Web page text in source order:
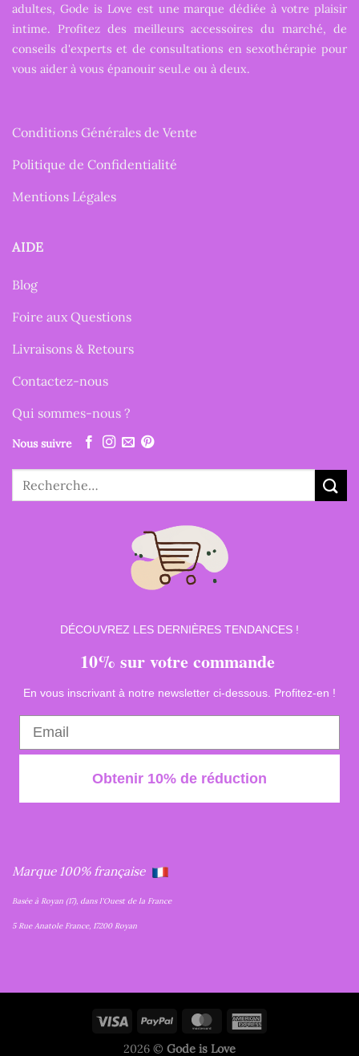
adultes, Gode is Love est une marque dédiée à votre plaisir
intime. Profitez des meilleurs accessoires du marché, de
conseils d'experts et de consultations en sexothérapie pour
vous aider à vous épanouir seul.e ou à deux.
Conditions Générales de Vente
Politique de Confidentialité
Mentions Légales
AIDE
Blog
Foire aux Questions
Livraisons & Retours
Contactez-nous
Qui sommes-nous ?
Nous suivre
Recherche
DÉCOUVREZ LES DERNIÈRES TENDANCES !
10% sur votre commande
En vous inscrivant à notre newsletter ci-dessous. Profitez-en !
Obtenir 10% de réduction
Marque 100% française
Basée à Royan (17), dans l'Ouest de la France
5 Rue Anatole France, 17200 Royan
2026 © Gode is Love